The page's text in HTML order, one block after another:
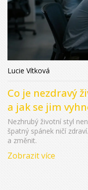
Lucie Vítková
Co je nezdravý
a jak se jim
Nezhrubý životní styl
špatný spánek ničí
a změnit.
Zobrazit více